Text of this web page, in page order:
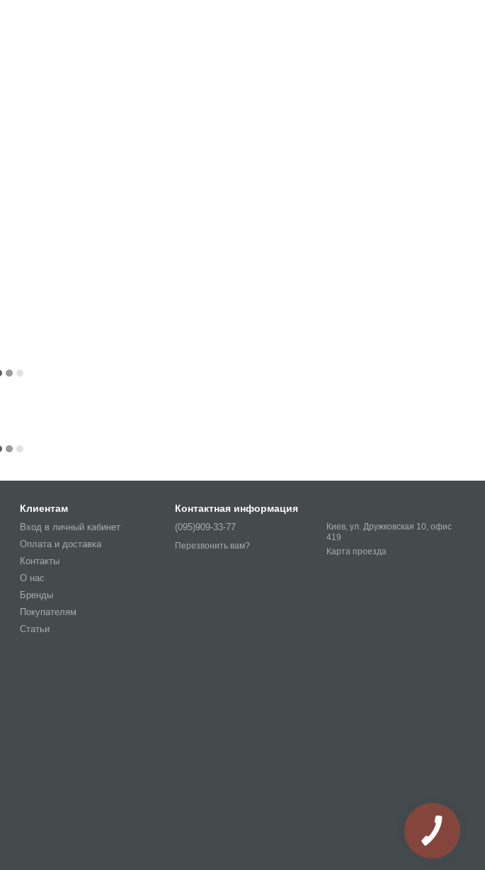
Клиентам
Вход в личный кабинет
Оплата и доставка
Контакты
О нас
Бренды
Покупателям
Статьи
Контактная информация
(095)909-33-77
Перезвонить вам?
Киев, ул. Дружковская 10, офис
419
Карта проезда